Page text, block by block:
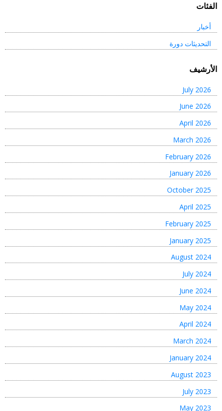
الفئات
أخبار
التحديثات دورة
الأرشيف
July 2026
June 2026
April 2026
March 2026
February 2026
January 2026
October 2025
April 2025
February 2025
January 2025
August 2024
July 2024
June 2024
May 2024
April 2024
March 2024
January 2024
August 2023
July 2023
May 2023